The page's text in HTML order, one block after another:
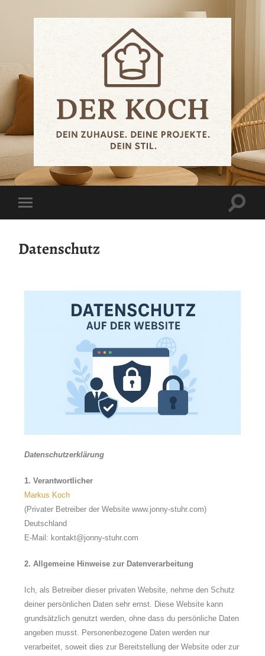
Datenschutz
Datenschutzerklärung
1. Verantwortlicher
Markus Koch
(Privater Betreiber der Website www.jonny-stuhr.com)
Deutschland
E-Mail: kontakt@jonny-stuhr.com
2. Allgemeine Hinweise zur Datenverarbeitung
Ich, als Betreiber dieser privaten Website, nehme den Schutz
deiner persönlichen Daten sehr ernst. Diese Website kann
grundsätzlich genutzt werden, ohne dass du persönliche Daten
angeben musst. Personenbezogene Daten werden nur
verarbeitet, soweit dies zur Bereitstellung der Website oder zur